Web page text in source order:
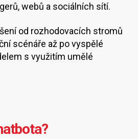
webů a sociálních sítí.
od rozhodovacích stromů
scénáře až po vyspělé
s využitím umělé